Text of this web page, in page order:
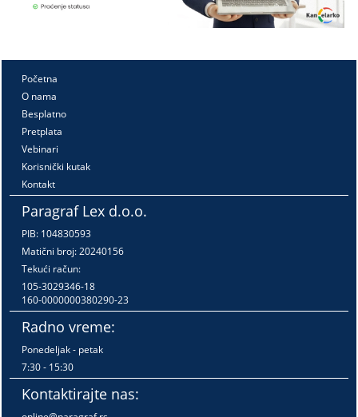
Početna
O nama
Besplatno
Pretplata
Vebinari
Korisnički kutak
Kontakt
Paragraf Lex d.o.o.
PIB: 104830593
Matični broj: 20240156
Tekući račun:
105-3029346-18
160-0000000380290-23
Radno vreme:
Ponedeljak - petak
7:30 - 15:30
Kontaktirajte nas: